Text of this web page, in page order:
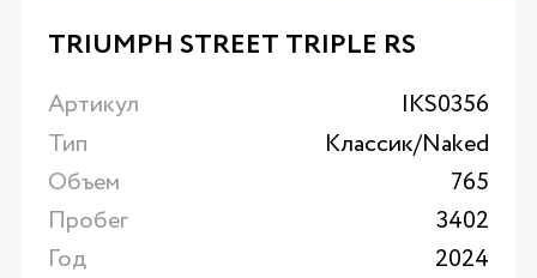
TRIUMPH STREET TRIPLE RS
Артикул
IKS0356
Тип
Классик/Naked
Объем
765
Пробег
3402
Год
2024